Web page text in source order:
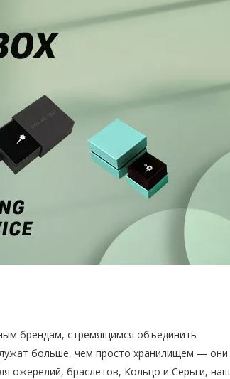
брендам, стремящимся объединить
больше, чем просто хранилищем — они
ожерелий, браслетов, Кольцо и Серьги, наш